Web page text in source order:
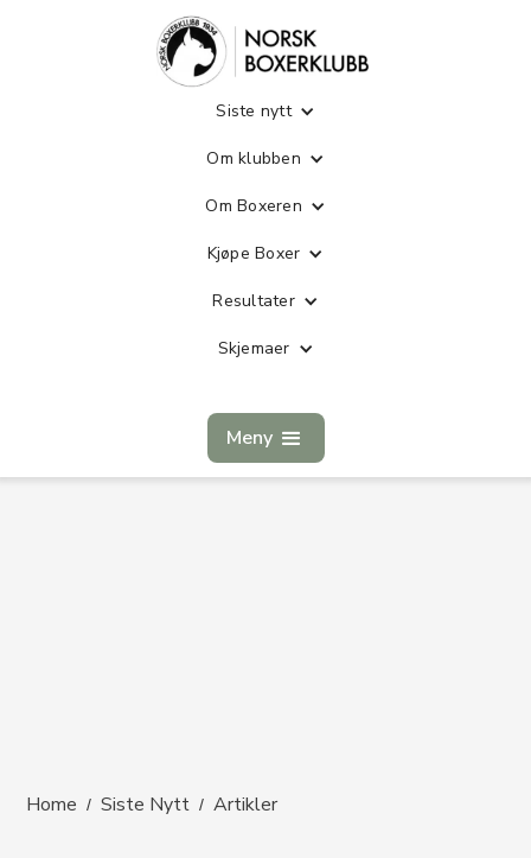
Siste nytt
Om klubben
Om Boxeren
Kjøpe Boxer
Resultater
Skjemaer
Meny
Home / Siste Nytt / Artikler